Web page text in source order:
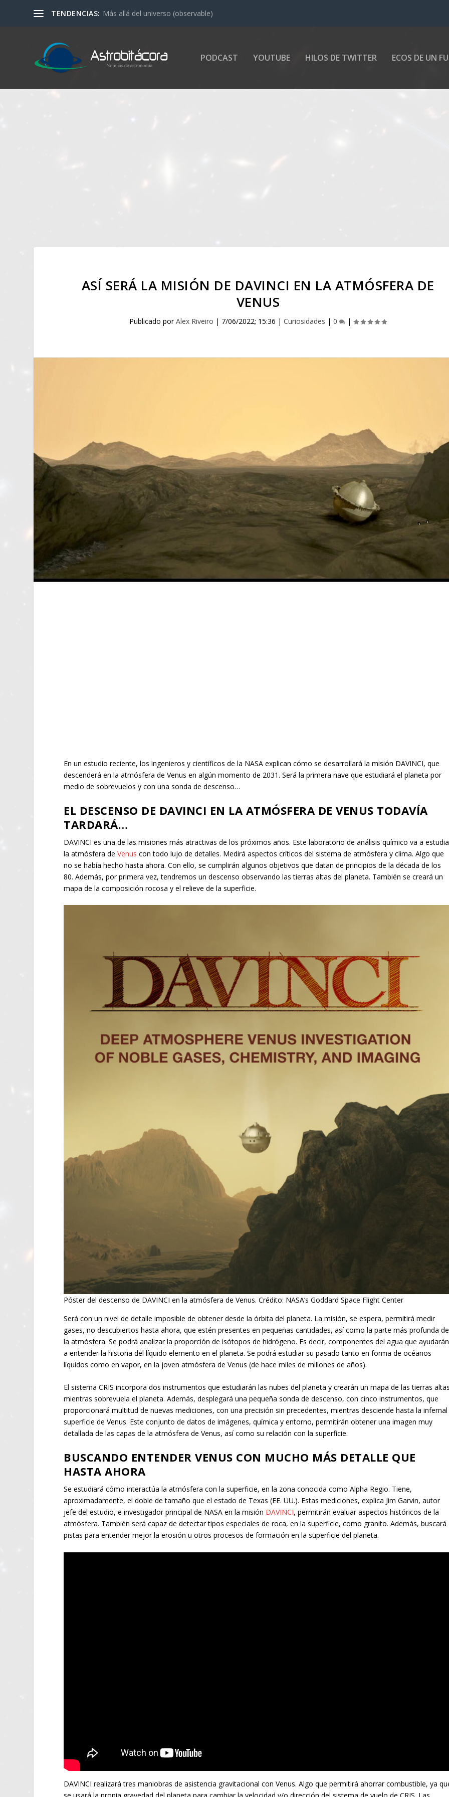
TENDENCIAS: Más allá del universo (observable)
PODCAST YOUTUBE HILOS DE TWITTER ECOS DE UN
ASÍ SERÁ LA MISIÓN DE DAVINCI EN LA ATMÓSFERA DE
VENUS
Publicado porAlex Riveiro | 7/06/2022; 15:36 |Curiosidades |0 |
En un estudio reciente, los ingenieros y científicos de la NASA explican cómo se desarrollará la misión DAVINCI, que
descenderá en la atmósfera de Venus en algún momento de 2031. Será la primera nave que estudiará el planeta por
medio de sobrevuelos y con una sonda de descenso…
EL DESCENSO DE DAVINCI EN LA ATMÓSFERA DE VENUS TODAVÍA
TARDARÁ…
DAVINCI es una de las misiones más atractivas de los próximos años. Este laboratorio de análisis químico va a
la atmósfera deVenus con todo lujo de detalles. Medirá aspectos críticos del sistema de atmósfera y clima. Algo que
no se había hecho hasta ahora. Con ello, se cumplirán algunos objetivos que datan de principios de la década de los
80. Además, por primera vez, tendremos un descenso observando las tierras altas del planeta. También se creará un
mapa de la composición rocosa y el relieve de la superficie.
Póster del descenso de DAVINCI en la atmósfera de Venus. Crédito: NASA’s Goddard Space Flight Center
Será con un nivel de detalle imposible de obtener desde la órbita del planeta. La misión, se espera, permitirá medir
gases, no descubiertos hasta ahora, que estén presentes en pequeñas cantidades, así como la parte más profunda de
la atmósfera. Se podrá analizar la proporción de isótopos de hidrógeno. Es decir, componentes del agua que ayudarán
a entender la historia del líquido elemento en el planeta. Se podrá estudiar su pasado tanto en forma de océanos
líquidos como en vapor, en la joven atmósfera de Venus (de hace miles de millones de años).
El sistema CRIS incorpora dos instrumentos que estudiarán las nubes del planeta y crearán un mapa de las tierras
mientras sobrevuela el planeta. Además, desplegará una pequeña sonda de descenso, con cinco instrumentos, que
proporcionará multitud de nuevas mediciones, con una precisión sin precedentes, mientras desciende hasta la infernal
superficie de Venus. Este conjunto de datos de imágenes, química y entorno, permitirán obtener una imagen muy
detallada de las capas de la atmósfera de Venus, así como su relación con la superficie.
BUSCANDO ENTENDER VENUS CON MUCHO MÁS DETALLE QUE
HASTA AHORA
Se estudiará cómo interactúa la atmósfera con la superficie, en la zona conocida como Alpha Regio. Tiene,
aproximadamente, el doble de tamaño que el estado de Texas (EE. UU.). Estas mediciones, explica Jim Garvin, autor
jefe del estudio, e investigador principal de NASA en la misión DAVINCI, permitirán evaluar aspectos históricos de la
atmósfera. También será capaz de detectar tipos especiales de roca, en la superficie, como granito. Además, buscará
pistas para entender mejor la erosión u otros procesos de formación en la superficie del planeta.
DAVINCI realizará tres maniobras de asistencia gravitacional con Venus. Algo que permitirá ahorrar combustible, ya